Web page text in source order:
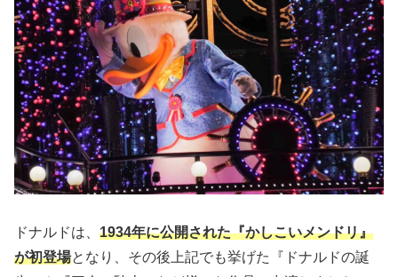
ドナルドは、 1934年に公開された『かしこいメンドリ』
が初登場となり、その後上記でも挙げた『ドナルドの誕